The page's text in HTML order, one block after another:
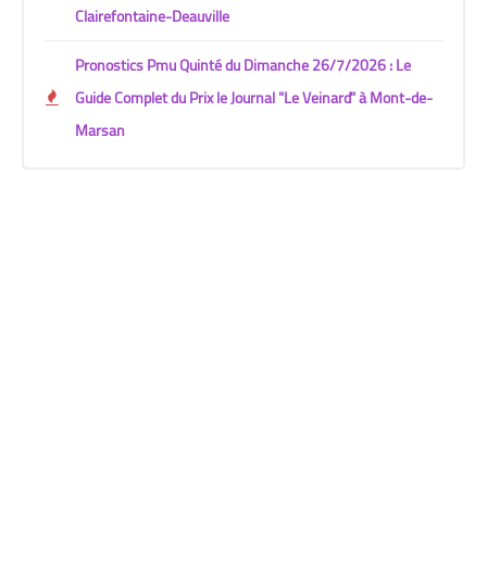
Clairefontaine-Deauville
Pronostics Pmu Quinté du Dimanche 26/7/2026 : Le
Guide Complet du Prix le Journal "Le Veinard" à Mont-de-
Marsan